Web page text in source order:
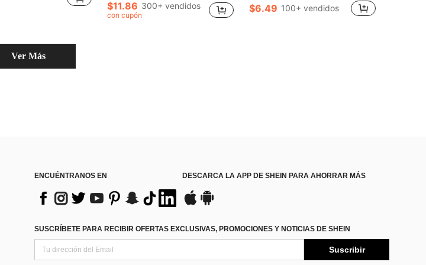
¡Casi agotado!
¡Casi agotado!
#8 Más vendidos en Caqui Pantalones para niños preadolescentes
¡Casi agotado!
$11.86 300+ vendidos
con cupón
$6.49 100+ vendidos
Ver Más
ENCUÉNTRANOS EN DESCARCA LA APP DE SHEIN PARA AHORRAR MÁS
SUSCRÍBETE PARA RECIBIR OFERTAS EXCLUSIVAS, PROMOCIONES Y NOTICIAS DE SHEIN
Suscribir